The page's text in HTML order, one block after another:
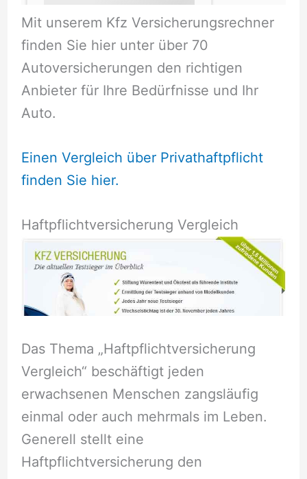
Mit unserem Kfz Versicherungsrechner
finden Sie hier unter über 70
Autoversicherungen den richtigen
Anbieter für Ihre Bedürfnisse und Ihr
Auto.
Einen Vergleich über Privathaftpflicht
finden Sie hier.
Haftpflichtversicherung Vergleich
Das Thema „Haftpflichtversicherung
Vergleich“ beschäftigt jeden
erwachsenen Menschen zangsläufig
einmal oder auch mehrmals im Leben.
Generell stellt eine
Haftpflichtversicherung den